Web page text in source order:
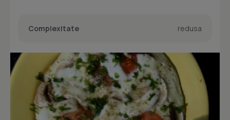
Complexitate redusa